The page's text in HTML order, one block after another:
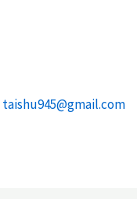
taishu945@gmail.com